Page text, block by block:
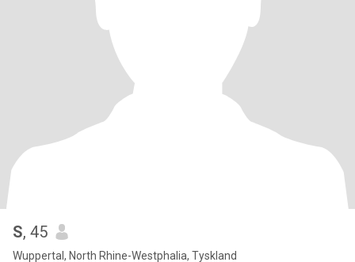
S, 45
Wuppertal, North Rhine-Westphalia, Tyskland